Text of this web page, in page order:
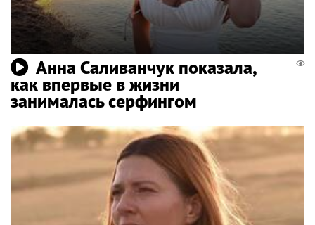
Анна Саливанчук показала,
как впервые в жизни
занималась серфингом